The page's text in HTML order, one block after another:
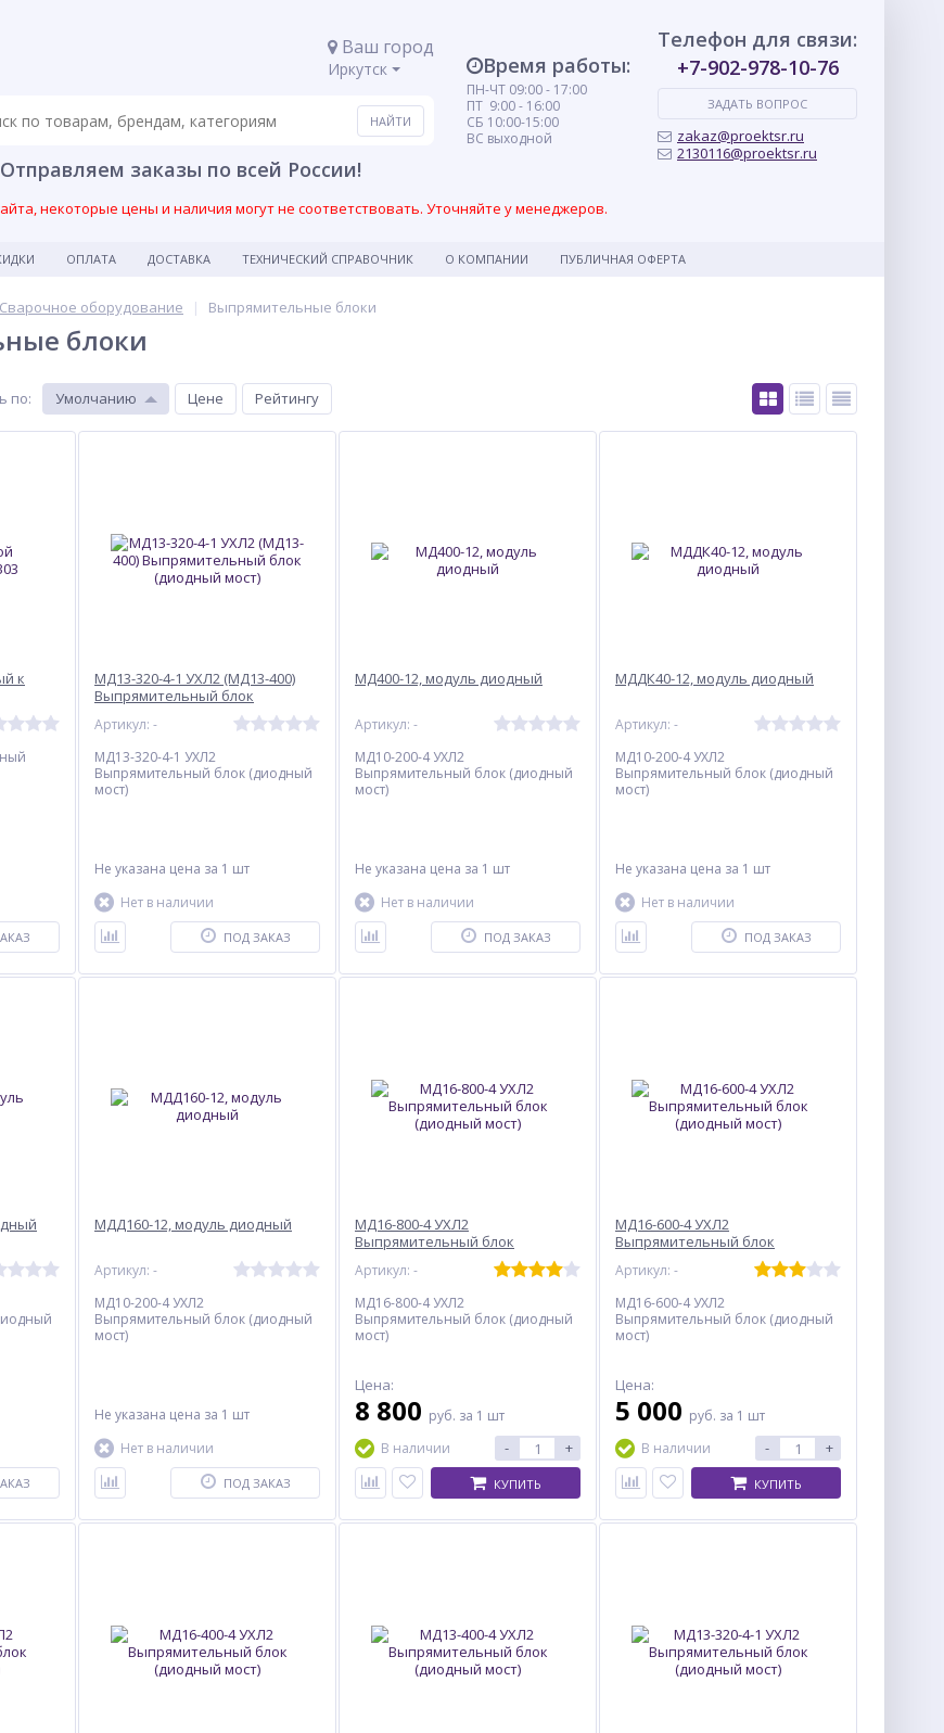
Ваш город
Иркутск
Отправляем заказы по всей России!
Время работы:
ПН-ЧТ 09:00 - 17:00
ПТ 9:00 - 16:00
СБ 10:00-15:00
ВС выходной
Телефон для связи:
+7-902-978-10-76
ЗАДАТЬ ВОПРОС
zakaz@proektsr.ru
2130116@proektsr.ru
некоторые цены и наличия могут не соответствовать. Уточняйте у менеджеров.
ОПЛАТА ДОСТАВКА ТЕХНИЧЕСКИЙ СПРАВОЧНИК О КОМПАНИИ ПУБЛИЧНАЯ ОФЕРТА
Сварочное оборудование Выпрямительные блоки
блоки
по: Умолчанию Цене Рейтингу
к
МД13-320-4-1 УХЛ2 (МД13-400)
Выпрямительный блок
Артикул: -
МД13-320-4-1 УХЛ2
Выпрямительный блок (диодный
мост)
Не указана цена за 1 шт
Нет в наличии
ПОД ЗАКАЗ
МД400-12, модуль диодный
Артикул: -
МД10-200-4 УХЛ2
Выпрямительный блок (диодный
мост)
Не указана цена за 1 шт
Нет в наличии
ПОД ЗАКАЗ
МДДК40-12, модуль диодный
Артикул: -
МД10-200-4 УХЛ2
Выпрямительный блок (диодный
мост)
Не указана цена за 1 шт
Нет в наличии
ПОД ЗАКАЗ
МДД160-12, модуль диодный
Артикул: -
МД10-200-4 УХЛ2
Выпрямительный блок (диодный
мост)
Не указана цена за 1 шт
Нет в наличии
ПОД ЗАКАЗ
МД16-800-4 УХЛ2
Выпрямительный блок
Артикул: -
МД16-800-4 УХЛ2
Выпрямительный блок (диодный
мост)
Цена:
8 800 руб. за 1 шт
В наличии
- +
КУПИТЬ
МД16-600-4 УХЛ2
Выпрямительный блок
Артикул: -
МД16-600-4 УХЛ2
Выпрямительный блок (диодный
мост)
Цена:
5 000 руб. за 1 шт
В наличии
- +
КУПИТЬ